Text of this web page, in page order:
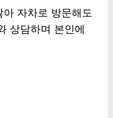
자차로 방문해도
상담하며 본인에